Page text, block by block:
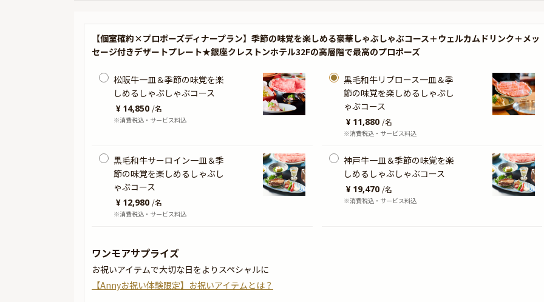
【個室確約×プロポーズディナープラン】季節の味覚を楽しめる豪華しゃぶしゃぶコース＋ウェルカムドリンク＋メッ
セージ付きデザートプレート★銀座クレストンホテル32Fの高層階で最高のプロポーズ
松阪牛一皿＆季節の味覚を楽
しめるしゃぶしゃぶコース
¥ 14,850 /名
※消費税込・サービス料込
黒毛和牛リブロース一皿＆季
節の味覚を楽しめるしゃぶし
ゃぶコース
¥ 11,880 /名
※消費税込・サービス料込
黒毛和牛サーロイン一皿＆季
節の味覚を楽しめるしゃぶし
ゃぶコース
¥ 12,980 /名
※消費税込・サービス料込
神戸牛一皿＆季節の味覚を楽
しめるしゃぶしゃぶコース
¥ 19,470 /名
※消費税込・サービス料込
ワンモアサプライズ
お祝いアイテムで大切な日をよりスペシャルに
【Annyお祝い体験限定】お祝いアイテムとは？